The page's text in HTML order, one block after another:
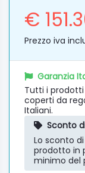
€
Prezzo iva
Garanzia
Tutti i prodotti
coperti da
Italiani.
Sconto
Lo sconto
prodotto in
minimo del